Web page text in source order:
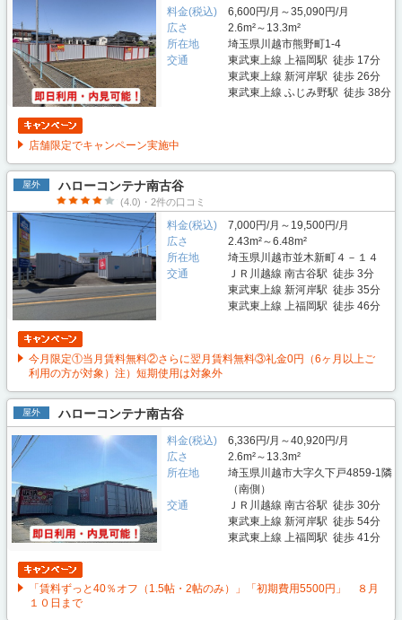
料金(税込)
6,600円/月～35,090円/月
広さ
2.6m²～13.3m²
所在地
埼玉県川越市熊野町1-4
交通
東武東上線 上福岡駅 徒歩 17分
東武東上線 新河岸駅 徒歩 26分
東武東上線 ふじみ野駅 徒歩 38分
店舗限定でキャンペーン実施中
屋外 ハローコンテナ南古谷
(4.0)・2件の口コミ
料金(税込)
7,000円/月～19,500円/月
広さ
2.43m²～6.48m²
所在地
埼玉県川越市並木新町４－１４
交通
ＪＲ川越線 南古谷駅 徒歩 3分
東武東上線 新河岸駅 徒歩 35分
東武東上線 上福岡駅 徒歩 46分
今月限定①当月賃料無料②さらに翌月賃料無料③礼金0円（6ヶ月以上ご
利用の方が対象）注）短期使用は対象外
屋外 ハローコンテナ南古谷
料金(税込)
6,336円/月～40,920円/月
広さ
2.6m²～13.3m²
所在地
埼玉県川越市大字久下戸4859-1隣
（南側）
交通
ＪＲ川越線 南古谷駅 徒歩 30分
東武東上線 新河岸駅 徒歩 54分
東武東上線 上福岡駅 徒歩 41分
「賃料ずっと40％オフ（1.5帖・2帖のみ）」「初期費用5500円」 ８月
１０日まで